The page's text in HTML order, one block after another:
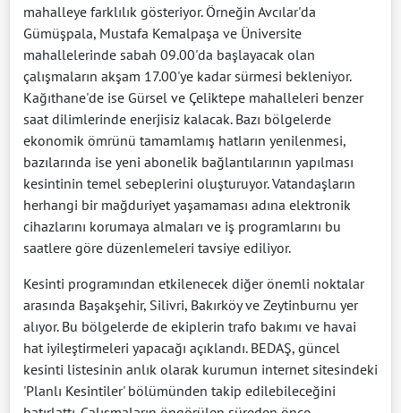
mahalleye farklılık gösteriyor. Örneğin Avcılar'da
Gümüşpala, Mustafa Kemalpaşa ve Üniversite
mahallelerinde sabah 09.00'da başlayacak olan
çalışmaların akşam 17.00'ye kadar sürmesi bekleniyor.
Kağıthane'de ise Gürsel ve Çeliktepe mahalleleri benzer
saat dilimlerinde enerjisiz kalacak. Bazı bölgelerde
ekonomik ömrünü tamamlamış hatların yenilenmesi,
bazılarında ise yeni abonelik bağlantılarının yapılması
kesintinin temel sebeplerini oluşturuyor. Vatandaşların
herhangi bir mağduriyet yaşamaması adına elektronik
cihazlarını korumaya almaları ve iş programlarını bu
saatlere göre düzenlemeleri tavsiye ediliyor.
Kesinti programından etkilenecek diğer önemli noktalar
arasında Başakşehir, Silivri, Bakırköy ve Zeytinburnu yer
alıyor. Bu bölgelerde de ekiplerin trafo bakımı ve havai
hat iyileştirmeleri yapacağı açıklandı. BEDAŞ, güncel
kesinti listesinin anlık olarak kurumun internet sitesindeki
'Planlı Kesintiler' bölümünden takip edilebileceğini